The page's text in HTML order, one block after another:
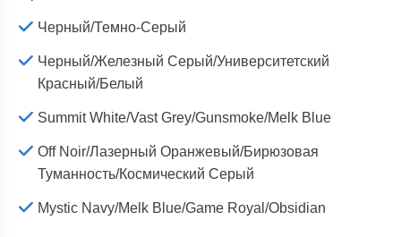
Черный/Темно-Серый
Черный/Железный Серый/Университетский
Красный/Белый
Summit White/Vast Grey/Gunsmoke/Melk Blue
Off Noir/Лазерный Оранжевый/Бирюзовая
Туманность/Космический Серый
Mystic Navy/Melk Blue/Game Royal/Obsidian